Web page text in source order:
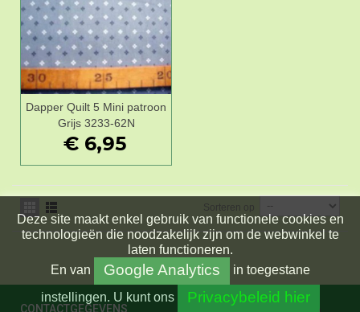
Dapper Quilt 5 Mini patroon
Grijs 3233-62N
€ 6,95
Sorteren op
CONTACTGEGEVENS
Deze site maakt enkel gebruik van functionele cookies en
technologieën die noodzakelijk zijn om de webwinkel te
laten functioneren.
En van Google Analytics
in toegestane
instellingen. U kunt ons Privacybeleid hier